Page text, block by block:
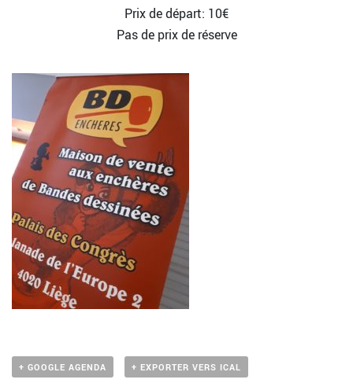
Prix de départ: 10€
Pas de prix de réserve
+ GOOGLE AGENDA + EXPORTER VERS ICAL